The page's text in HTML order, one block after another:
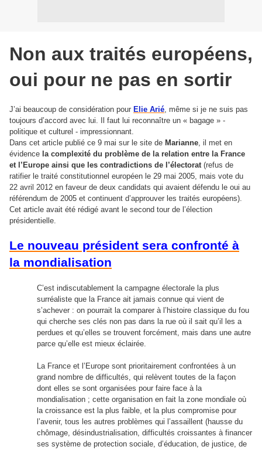
Non aux traités européens,
oui pour ne pas en sortir
J’ai beaucoup de considération pour Elie Arié, même si je ne suis pas
toujours d’accord avec lui. Il faut lui reconnaître un « bagage » -
politique et culturel - impressionnant.
Dans cet article publié ce 9 mai sur le site de Marianne, il met en
évidence la complexité du problème de la relation entre la France
et l’Europe ainsi que les contradictions de l’électorat(refus de
ratifier le traité constitutionnel européen le 29 mai 2005, mais vote du
22 avril 2012 en faveur de deux candidats qui avaient défendu le oui au
référendum de 2005 et continuent d’approuver les traités européens).
Cet article avait été rédigé avant le second tour de l’élection
présidentielle.
Le nouveau président sera confronté à
la mondialisation
C’est indiscutablement la campagne électorale la plus
surréaliste que la France ait jamais connue qui vient de
s’achever : on pourrait la comparer à l’histoire classique du fou
qui cherche ses clés non pas dans la rue où il sait qu’il les a
perdues et qu’elles se trouvent forcément, mais dans une autre
parce qu’elle est mieux éclairée.
La France et l’Europe sont prioritairement confrontées à un
grand nombre de difficultés, qui relèvent toutes de la façon
dont elles se sont organisées pour faire face à la
mondialisation ; cette organisation en fait la zone mondiale où
la croissance est la plus faible, et la plus compromise pour
l’avenir, tous les autres problèmes qui l’assaillent (hausse du
chômage, désindustrialisation, difficultés croissantes à financer
ses système de protection sociale, d’éducation, de justice, de